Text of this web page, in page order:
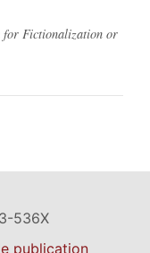
for Fictionalization or
536X
publication